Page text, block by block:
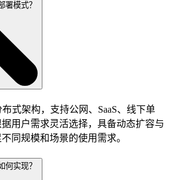
署模式？
式架构，支持公网、SaaS、线下单
用户需求灵活选择，具备动态扩容与
同规模和场景的使用需求。
何实现？